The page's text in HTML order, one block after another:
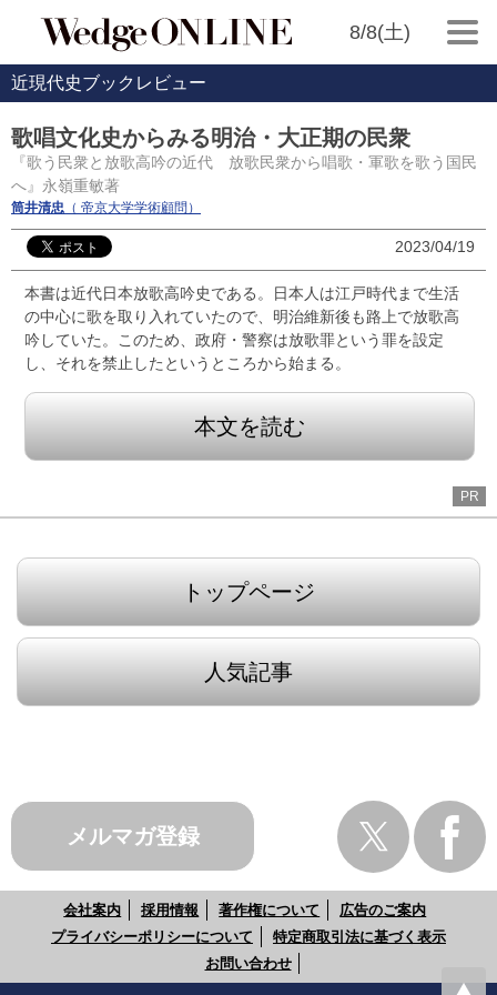
8/8(土)
近現代史ブックレビュー
歌唱文化史からみる明治・大正期の民衆
『歌う民衆と放歌高吟の近代 放歌民衆から唱歌・軍歌を歌う国民
へ』永嶺重敏著
筒井清忠 （ 帝京大学学術顧問）
2023/04/19
本書は近代日本放歌高吟史である。日本人は江戸時代まで生活
の中心に歌を取り入れていたので、明治維新後も路上で放歌高
吟していた。このため、政府・警察は放歌罪という罪を設定
し、それを禁止したというところから始まる。
本文を読む
PR
トップページ
人気記事
メルマガ登録
会社案内 採用情報 著作権について
広告のご案内
プライバシーポリシーについて
特定商取引法に基づく表示
お問い合わせ